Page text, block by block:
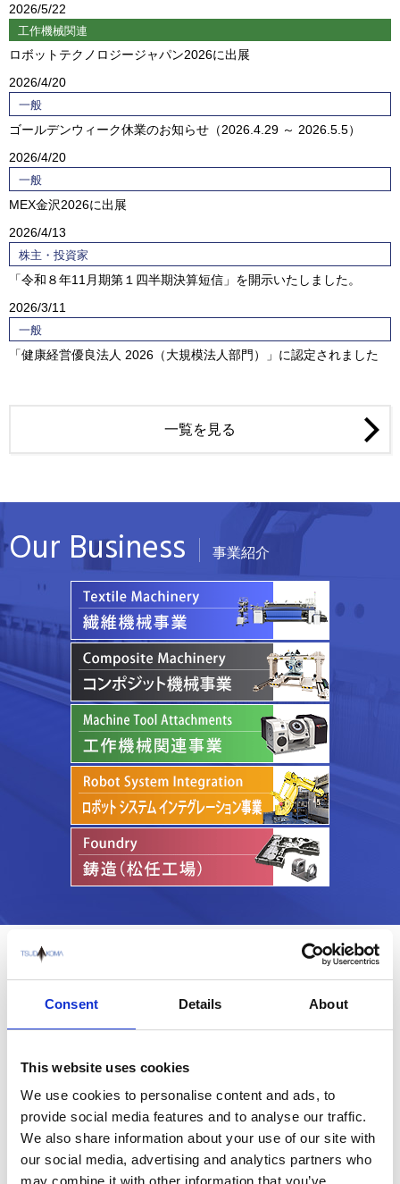
Consent Details About
This website uses cookies
We use cookies to personalise content and ads, to
provide social media features and to analyse our traffic.
We also share information about your use of our site with
our social media, advertising and analytics partners who
may combine it with other information that you’ve
2026 5/22
工作機械関連
ロボットテクノロジージャパン2026に出展
2026 4/20
一般
ゴールデンウィーク休業のお知らせ（2026.4.29 ～ 2026.5.5）
2026 4/20
一般
MEX金沢2026に出展
2026 4/13
株主・投資家
「令和８年11月期第１四半期決算短信」を開示いたしました。
2026 3/11
一般
「健康経営優良法人 2026（大規模法人部門）」に認定されました
一覧を見る
Our Business 事業紹介
Company
企業情報 サステナビリティ